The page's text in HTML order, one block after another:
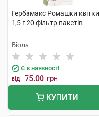
Гербамакс Ромашки квітки
1,5 г 20 фільтр-пакетів
Віола
Є в наявності
від 75.00 грн
КУПИТИ